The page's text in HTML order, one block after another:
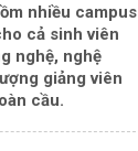
nhiều campus
cả sinh viên
nghệ, nghệ
giảng viên
cầu.